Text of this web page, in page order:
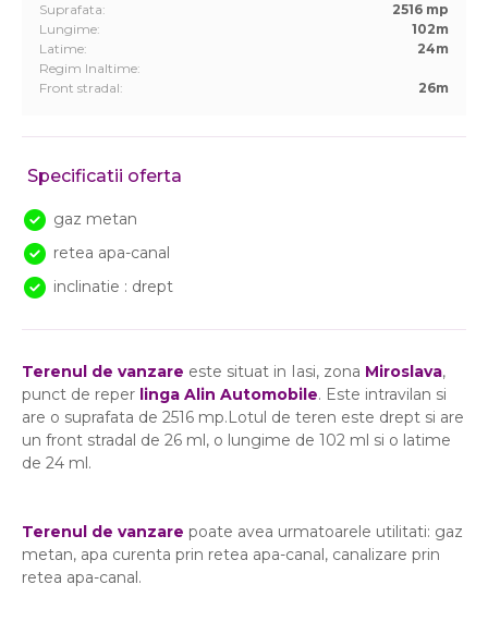
Suprafata:
2516 mp
Lungime:
102m
Latime:
24m
Regim Inaltime:
Front stradal:
26m
Specificatii oferta
gaz metan
retea apa-canal
inclinatie : drept
Terenul de vanzare este situat in Iasi, zona Miroslava,
punct de reper linga Alin Automobile. Este intravilan si
are o suprafata de 2516 mp.Lotul de teren este drept si are
un front stradal de 26 ml, o lungime de 102 ml si o latime
de 24 ml.
Terenul de vanzare poate avea urmatoarele utilitati: gaz
metan, apa curenta prin retea apa-canal, canalizare prin
retea apa-canal.